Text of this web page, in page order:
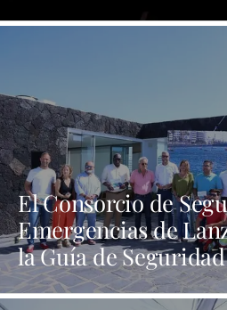
El Consorcio de
Emergencias de
la Guía de
Náuticas